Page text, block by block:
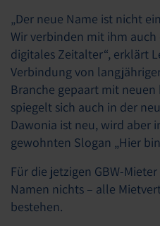
„Der neue Name ist nicht
Wir verbinden mit ihm
digitales Zeitalter“, erklärt
Verbindung von
Branche gepaart mit neuen
spiegelt sich auch in der
Dawonia ist neu, wird aber
gewohnten Slogan „Hier
Für die jetzigen GBW-
Namen nichts – alle
bestehen.